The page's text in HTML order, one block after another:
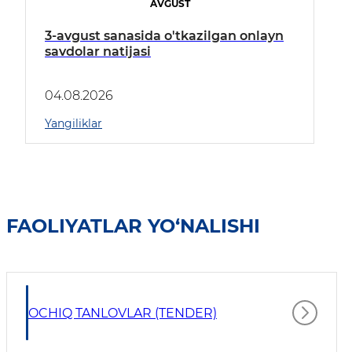
AVGUST
3-avgust sanasida o'tkazilgan onlayn
savdolar natijasi
04.08.2026
Yangiliklar
FAOLIYATLAR YO‘NALISHI
OCHIQ TANLOVLAR (TENDER)